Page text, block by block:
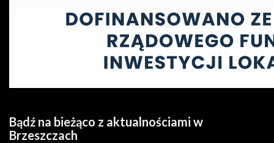
Bądź na bieżąco z aktualnościami w
Brzeszczach